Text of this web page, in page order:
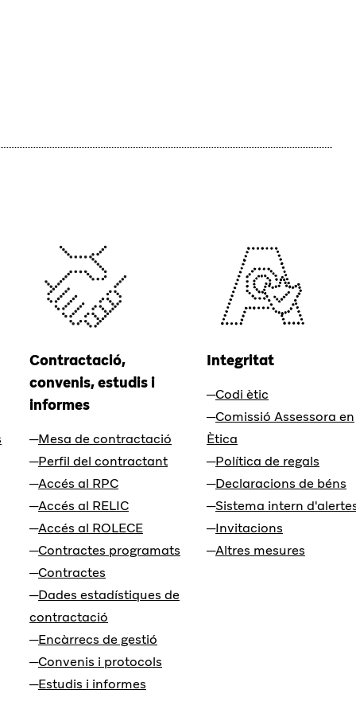
Contractació,
convenis, estudis i
informes
Mesa de contractació
Perfil del contractant
Accés al RPC
Accés al RELIC
Accés al ROLECE
Contractes programats
Contractes
Dades estadístiques de
contractació
Encàrrecs de gestió
Convenis i protocols
Estudis i informes
Integritat
Codi ètic
Comissió Assessora en
Ètica
Política de regals
Declaracions de béns
Sistema intern
Invitacions
Altres mesures